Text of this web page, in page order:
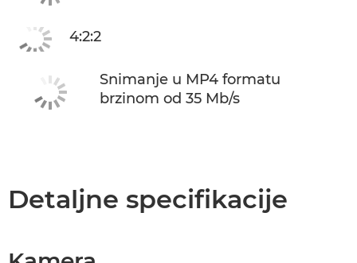
4:2:2
Snimanje u MP4 formatu
brzinom od 35 Mb/s
Detaljne specifikacije